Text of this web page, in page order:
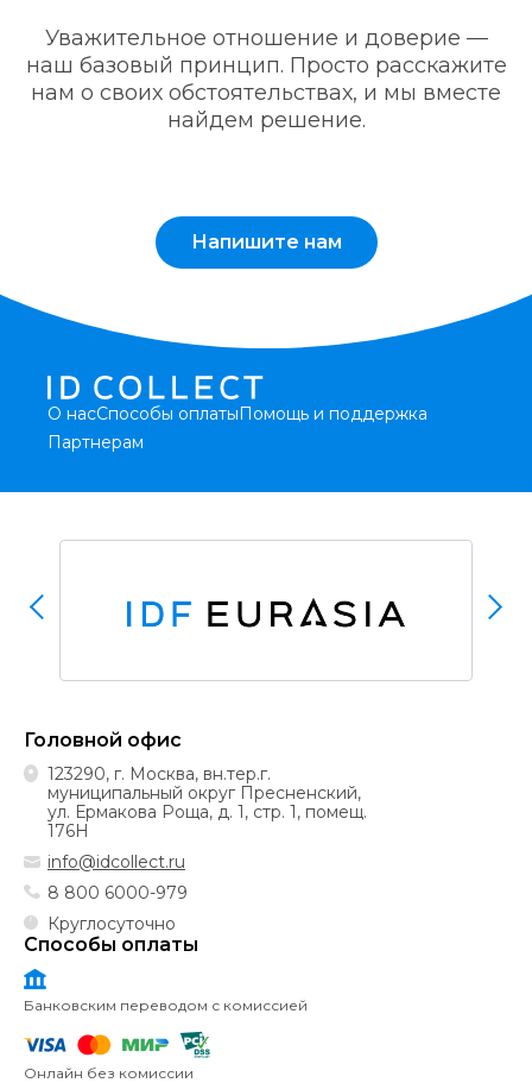
Уважительное отношение и доверие —
наш базовый принцип. Просто расскажите
нам о своих обстоятельствах, и мы вместе
найдем решение.
Напишите нам
О насСпособы оплатыПомощь и поддержка
Партнерам
Головной офис
123290, г. Москва, вн.тер.г.
муниципальный округ Пресненский,
ул. Ермакова Роща, д. 1, стр. 1, помещ.
176Н
info@idcollect.ru
8 800 6000-979
Круглосуточно
Способы оплаты
Банковским переводом с комиссией
Онлайн без комиссии